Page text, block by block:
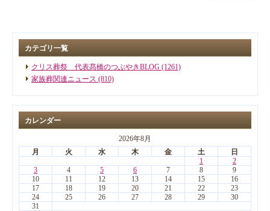
カテゴリ一覧
クリス葬祭 代表髙橋のつぶやきBLOG (1261)
家族葬関連ニュース (810)
カレンダー
2026年8月
月
火 水 木 金 土
日
1
2
3
4 5 6 7 8
9
10
11 12 13 14 15
16
17
18 19 20 21 22
23
24
25 26 27 28 29
30
31